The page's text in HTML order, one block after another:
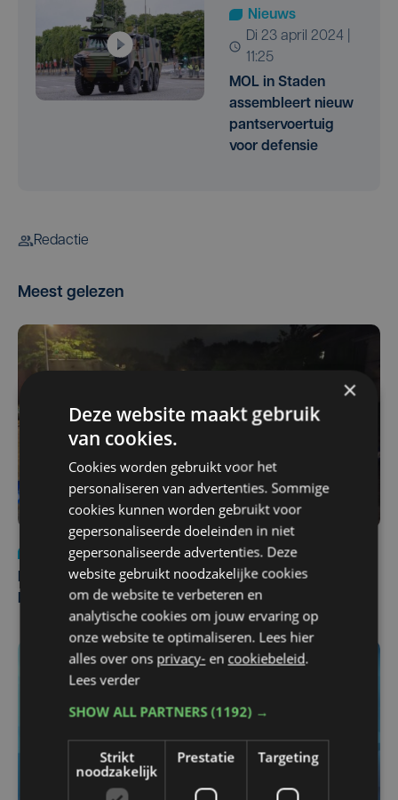
Nieuws
di 23 april 2024 |
11:25
MOL in Staden
assembleert nieuw
pantservoertuig
voor defensie
Redactie
Meest gelezen
Nieuws
di 4 augustus | 09:32
Man en vrouw dood aangetroffen in woning in Sint-
Pieters Brugge
×
Deze website maakt gebruik
van cookies.
Cookies worden gebruikt voor het
personaliseren van advertenties. Sommige
cookies kunnen worden gebruikt voor
gepersonaliseerde doeleinden in niet
gepersonaliseerde advertenties. Deze
website gebruikt noodzakelijke cookies
om de website te verbeteren en
analytische cookies om jouw ervaring op
onze website te optimaliseren. Lees hier
alles over ons privacy- en cookiebeleid.
Lees verder
SHOW ALL PARTNERS(1192) →
Strikt
noodzakelijk
Prestatie Targeting